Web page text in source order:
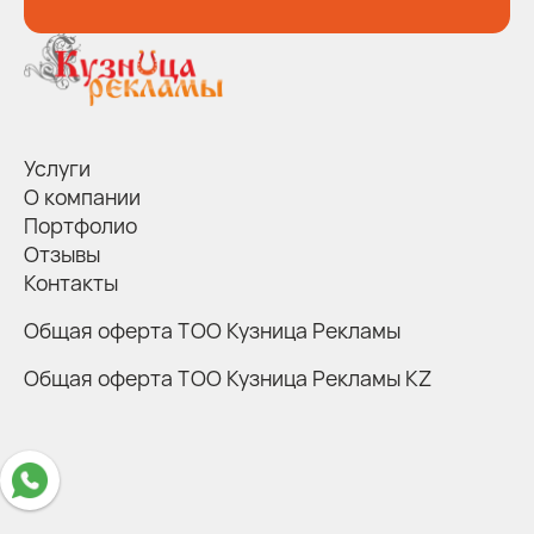
Услуги
О компании
Портфолио
Отзывы
Контакты
Общая оферта ТОО Кузница Рекламы
Общая оферта ТОО Кузница Рекламы KZ